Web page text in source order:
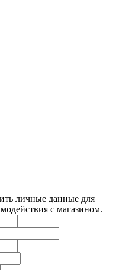
личные данные для
с магазином.